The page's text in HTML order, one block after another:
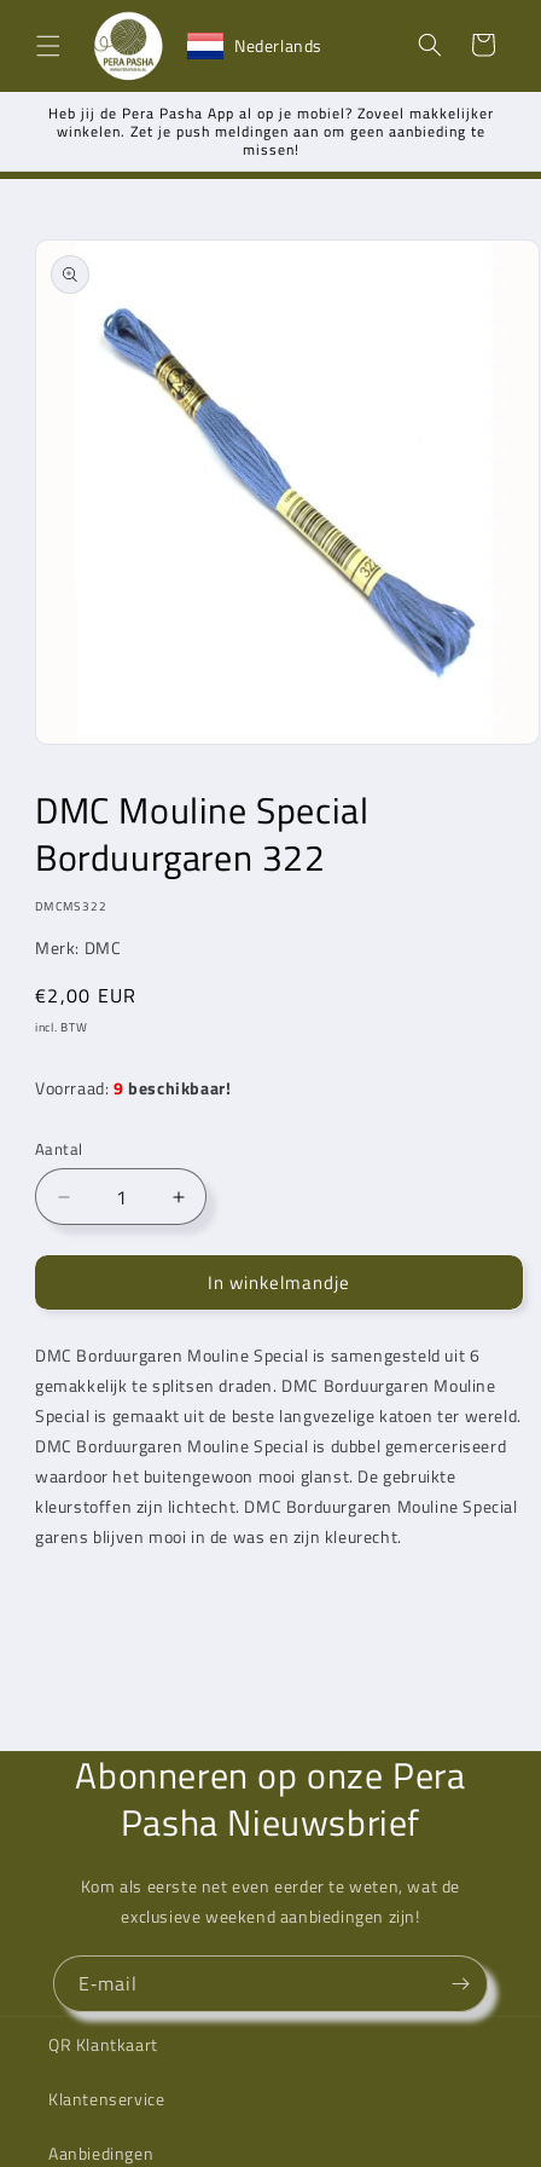
naar de
content Nederlands Winkelwagen
Heb jij de Pera Pasha App al op je mobiel? Zoveel makkelijker
winkelen. Zet je push meldingen aan om geen aanbieding te
missen!
direct naar
in
modaal
DMC Mouline Special
Borduurgaren 322
MODEL:
DMCMS322
Merk: DMC
Normale
prijs
€2,00 EUR
incl. BTW
Voorraad: 9 beschikbaar!
Aantal
Aantal
verlagen
voor
Mouline
Borduurgaren
322
Aantal
verhogen
voor
DMC
Mouline
Borduurgaren
322
In winkelmandje
DMC Borduurgaren Mouline Special is samengesteld uit 6
gemakkelijk te splitsen draden. DMC Borduurgaren Mouline
Special is gemaakt uit de beste langvezelige katoen ter wereld.
DMC Borduurgaren Mouline Special is dubbel gemerceriseerd
waardoor het buitengewoon mooi glanst. De gebruikte
kleurstoffen zijn lichtecht. DMC Borduurgaren Mouline Special
garens blijven mooi in de was en zijn kleurecht.
Abonneren op onze Pera
Pasha Nieuwsbrief
Kom als eerste net even eerder te weten, wat de
exclusieve weekend aanbiedingen zijn!
E‑mail
QR Klantkaart
Klantenservice
Aanbiedingen